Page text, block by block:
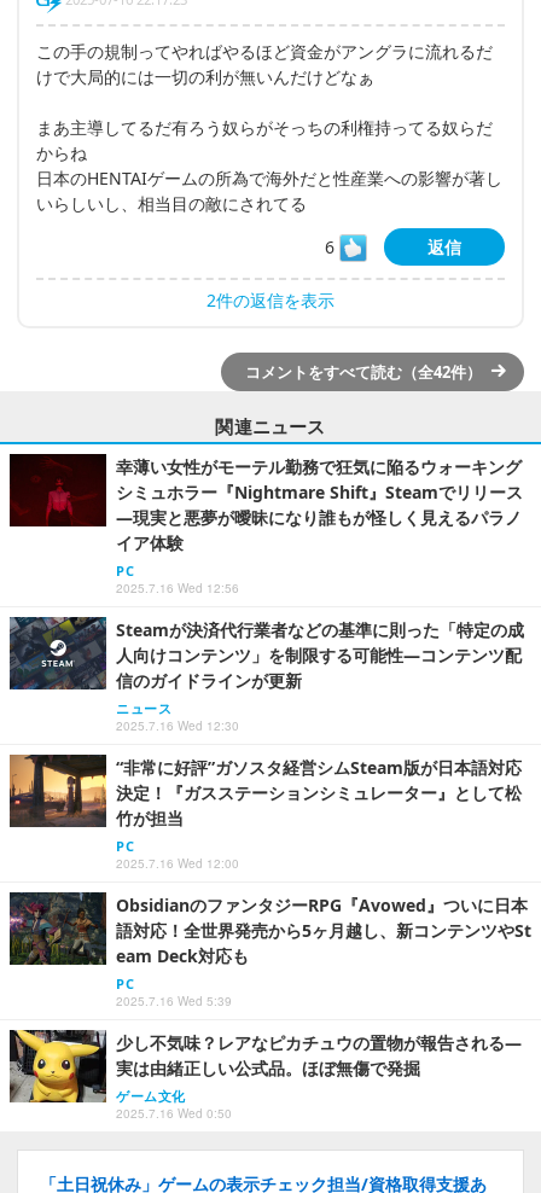
この手の規制ってやればやるほど資金がアングラに流れるだ
けで大局的には一切の利が無いんだけどなぁ
まあ主導してるだ有ろう奴らがそっちの利権持ってる奴らだ
からね
日本のHENTAIゲームの所為で海外だと性産業への影響が著し
いらしいし、相当目の敵にされてる
6
返信
2件の返信を表示
コメントをすべて読む（全42件）
関連ニュース
幸薄い女性がモーテル勤務で狂気に陥るウォーキング
シミュホラー『Nightmare Shift』Steamでリリース
―現実と悪夢が曖昧になり誰もが怪しく見えるパラノ
イア体験
PC
2025.7.16 Wed 12:56
Steamが決済代行業者などの基準に則った「特定の成
人向けコンテンツ」を制限する可能性―コンテンツ配
信のガイドラインが更新
ニュース
2025.7.16 Wed 12:30
“非常に好評”ガソスタ経営シムSteam版が日本語対応
決定！『ガスステーションシミュレーター』として松
竹が担当
PC
2025.7.16 Wed 12:00
ObsidianのファンタジーRPG『Avowed』ついに日本
語対応！全世界発売から5ヶ月越し、新コンテンツやSt
eam Deck対応も
PC
2025.7.16 Wed 5:39
少し不気味？レアなピカチュウの置物が報告される―
実は由緒正しい公式品。ほぼ無傷で発掘
ゲーム文化
2025.7.16 Wed 0:50
「土日祝休み」ゲームの表示チェック担当/資格取得支援あ